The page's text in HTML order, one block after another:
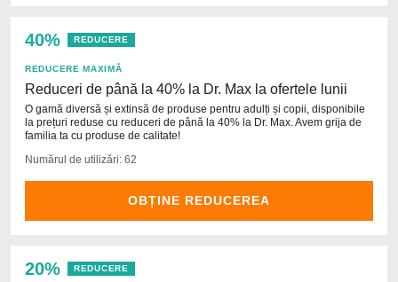
40% REDUCERE
REDUCERE MAXIMĂ
Reduceri de până la 40% la Dr. Max la ofertele lunii
O gamă diversă și extinsă de produse pentru adulți și copii, disponibile
la prețuri reduse cu reduceri de până la 40% la Dr. Max. Avem grija de
familia ta cu produse de calitate!
Numărul de utilizări: 62
OBȚINE REDUCEREA
20% REDUCERE